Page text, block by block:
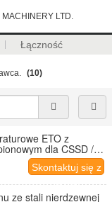
LTD.
Łączność
(10)
ETO z
dla CSSD /
Skontaktuj się z
nami
ze stali nierdzewnej